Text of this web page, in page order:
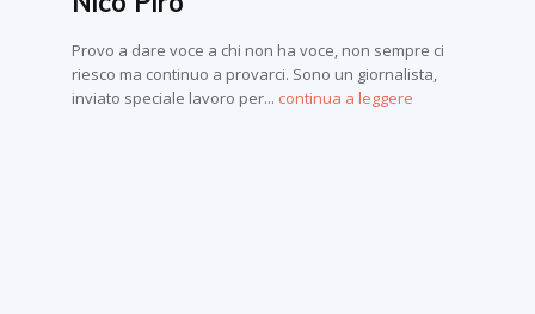
Provo a dare voce a chi non ha voce, non sempre ci
riesco ma continuo a provarci. Sono un giornalista,
inviato speciale lavoro per... continua a leggere